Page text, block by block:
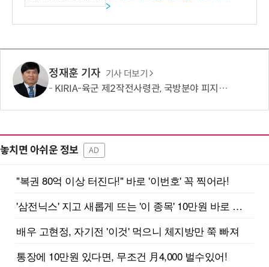
>
정재훈 기자 기사 더보기
KIRIA-육군 제2작전사령관, 국방분야 피지컬 AI기반 로봇전환 확산 간담회
놓치면 아쉬운 정보 AD